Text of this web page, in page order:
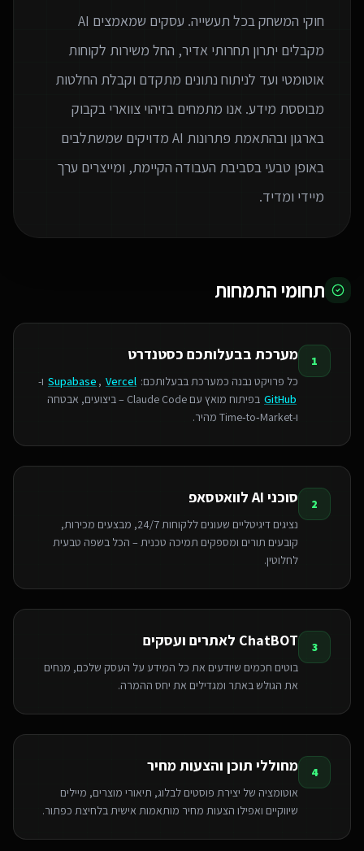
חוקי המשחק בכל תעשייה. עסקים שמאמצים AI
מקבלים יתרון תחרותי אדיר, החל משירות לקוחות
אוטומטי ועד לניתוח נתונים מתקדם וקבלת החלטות
מבוססת מידע. אנו מתמחים בזיהוי צווארי בקבוק
בארגון ובהתאמת פתרונות AI מדויקים שמשתלבים
באופן טבעי בסביבת העבודה הקיימת, ומייצרים ערך
מיידי ומדיד.
תחומי התמחות
1 מערכת בבעלותכם כסטנדרט
כל פרויקט נבנה כמערכת בבעלותכם: Supabase , Vercel
ו-
GitHub
בפיתוח מואץ עם Claude Code – ביצועים, אבטחה
ו‑Time‑to‑Market מהיר.
2 סוכני AI לוואטסאפ
נציגים דיגיטליים שעונים ללקוחות 24/7, מבצעים מכירות,
קובעים תורים ומספקים תמיכה טכנית – הכל בשפה טבעית
לחלוטין.
3 ChatBOT לאתרים ועסקים
בוטים חכמים שיודעים את כל המידע על העסק שלכם, מנחים
את הגולש באתר ומגדילים את יחס ההמרה.
4 מחוללי תוכן והצעות מחיר
אוטומציה של יצירת פוסטים לבלוג, תיאורי מוצרים, מיילים
שיווקיים ואפילו הצעות מחיר מותאמות אישית בלחיצת כפתור.